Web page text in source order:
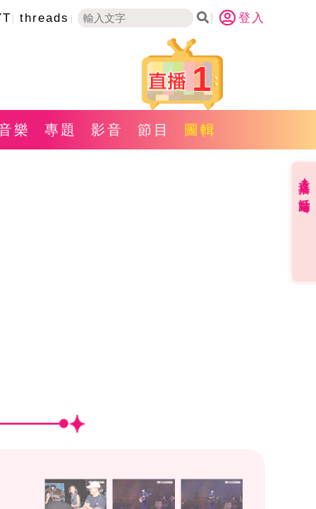
threads 登入
1
樂 專題 影音 節目 圖輯
直播✦活動